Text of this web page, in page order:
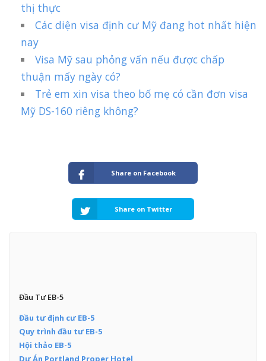
thị thực
Các diện visa định cư Mỹ đang hot nhất hiện
nay
Visa Mỹ sau phỏng vấn nếu được chấp
thuận mấy ngày có?
Trẻ em xin visa theo bố mẹ có cần đơn visa
Mỹ DS-160 riêng không?
Share on Facebook
Share on Twitter
Đầu Tư EB-5
Đầu tư định cư EB-5
Quy trình đầu tư EB-5
Hội thảo EB-5
Dự Án Portland Proper Hotel